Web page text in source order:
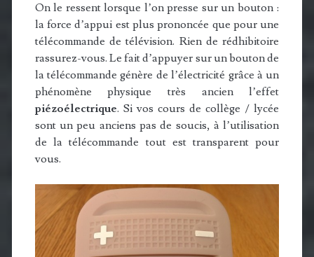
On le ressent lorsque l’on presse sur un bouton :
la force d’appui est plus prononcée que pour une
télécommande de télévision. Rien de rédhibitoire
rassurez-vous. Le fait d’appuyer sur un bouton de
la télécommande génère de l’électricité grâce à un
phénomène physique très ancien l’effet
piézoélectrique. Si vos cours de collège / lycée
sont un peu anciens pas de soucis, à l’utilisation
de la télécommande tout est transparent pour
vous.